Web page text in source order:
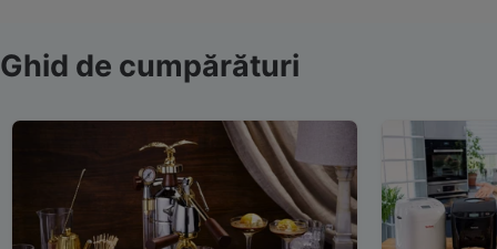
Ghid de cumpărături